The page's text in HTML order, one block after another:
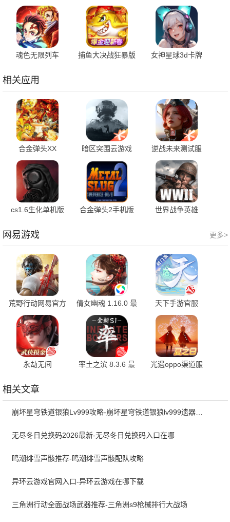
1.00.1 官方版
10.3.46.4.0 手机版
费版
魂色无限列车
捕鱼大决战狂暴版
女神星球3d卡牌
相关应用
合金弹头XX
2021.03.09.14 官
方版
暗区突围云游戏
1.0.165.165 最新
版
逆战未来测试服
1.0.40.383.0 安卓
版
cs1.6生化单机版
合金弹头2手机版
世界战争英雄
更多>
网易游戏
荒野行动网易官方
4.30.437602 最新
版
倩女幽魂 1.16.0 最
新版
天下手游官服
1.1.67 最新版
永劫无间
率土之滨 8.3.6 最
光遇oppo渠道服
相关文章
崩坏星穹铁道银狼Lv999攻略-崩坏星穹铁道银狼lv999遗器词条带什么
无尽冬日兑换码2026最新-无尽冬日兑换码入口在哪
鸣潮绯雪声骸推荐-鸣潮绯雪声骸配队攻略
异环云游戏官网入口-异环云游戏在哪下载
三角洲行动全面战场武器推荐-三角洲s9枪械排行大战场